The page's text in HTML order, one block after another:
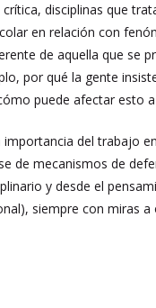
disciplinas que
en relación con
de aquella que se
por qué la gente
puede afectar esto
del trabajo
de mecanismos de
y desde el
siempre con miras